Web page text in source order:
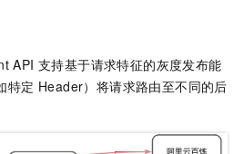
API 支持基于请求特征的灰度发布能
特定 Header）将请求路由至不同的后